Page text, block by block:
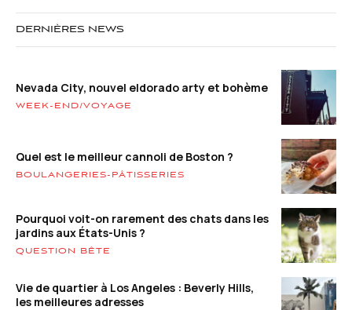
DERNIÈRES NEWS
Nevada City, nouvel eldorado arty et bohème
WEEK-END/VOYAGE
Quel est le meilleur cannoli de Boston ?
BOULANGERIES-PÂTISSERIES
Pourquoi voit-on rarement des chats dans les
jardins aux États-Unis ?
QUESTION BÊTE
Vie de quartier à Los Angeles : Beverly Hills,
les meilleures adresses